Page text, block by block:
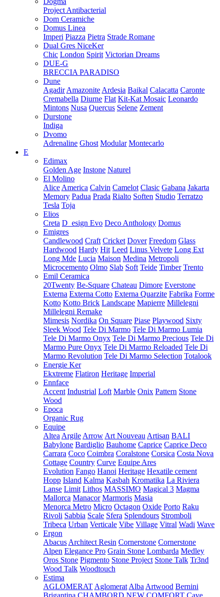
Project Antibacterial
Dom Ceramiche
Domus Linea
Imperi Piazza Pietra Strade Romane
Dual Gres NiceKer
Chic London Spirit Victorian Dreams
DUE-G
BRECCIA PARADISO
Dune
Agadir Amazonite Ardesia Baikal Calacatta Caronte
Cremabella Diurne Flat Kit-Kat Mosaic Leonardo
Mintons Nusa Quercus Selene Zement
Durstone
Indiga
Dvomo
Adrenaline Ghost Modular Montecarlo
E
Edimax
Golden Age Instone Naturel
El Molino
Alice America Calvin Camelot Clasic Gabana Jakarta
Memory Padua Prada Rialto Soften Studio Terratzo
Tesla Toja
Elios
Creta D_esign Evo Deco Anthology Domus
Emigres
Candlewood Craft Cricket Dover Freedom Glass
Hardwood Hardy Hit Leed Linus Velvete Long Ext
Long Mde Lucia Maison Medina Metropoli
Microcemento Olmo Slab Soft Teide Timber Trento
Emil Ceramica
20Twenty Be-Square Chateau Dimore Everstone
Externa Externa Cotto Externa Quarzite Fabrika Forme
Kotto Kotto Brick Landscape Mapierre Millelegni
Millelegni Remake
Mimesis Nordika On Square Piase Playwood Sixty
Sleek Wood Tele Di Marmo Tele Di Marmo Lumia
Tele Di Marmo Onyx Tele Di Marmo Precious Tele Di
Marmo Pure Onyx Tele Di Marmo Reloaded Tele Di
Marmo Revolution Tele Di Marmo Selection Totalook
Energie Ker
Ekxtreme Flatiron Heritage Imperial
Ennface
Accent Industrial Loft Marble Onix Pattern Stone
Wood
Epoca
Organic Rug
Equipe
Altea Argile Arrow Art Nouveau Artisan BALI
Babylone Bardiglio Bauhome Caprice Caprice Deco
Carrara Coco Coimbra Coralstone Corsica Costa Nova
Cottage Country Curve Equipe Ares
Evolution Fango Hanoi Heritage Hexatile cement
Hopp Island Kalma Kasbah Kromatika La Riviera
Lanse Limit Lithos MASSIMO Magical 3 Magma
Mallorca Manacor Marmoris Masia
Menorca Metro Micro Octagon Oxide Porto Raku
Rivoli Sabbia Scale Sfera Splendours Stromboli
Tribeca Urban Verticale Vibe Village Vitral Wadi Wave
Ergon
Abacus Architect Resin Cornerstone Cornerstone
Alpen Elegance Pro Grain Stone Lombarda Medley
Oros Stone Pigmento Stone Project Stone Talk Tr3nd
Wood Talk Woodtouch
Estima
AGLOMERAT Aglomerat Alba Artwood Bernini